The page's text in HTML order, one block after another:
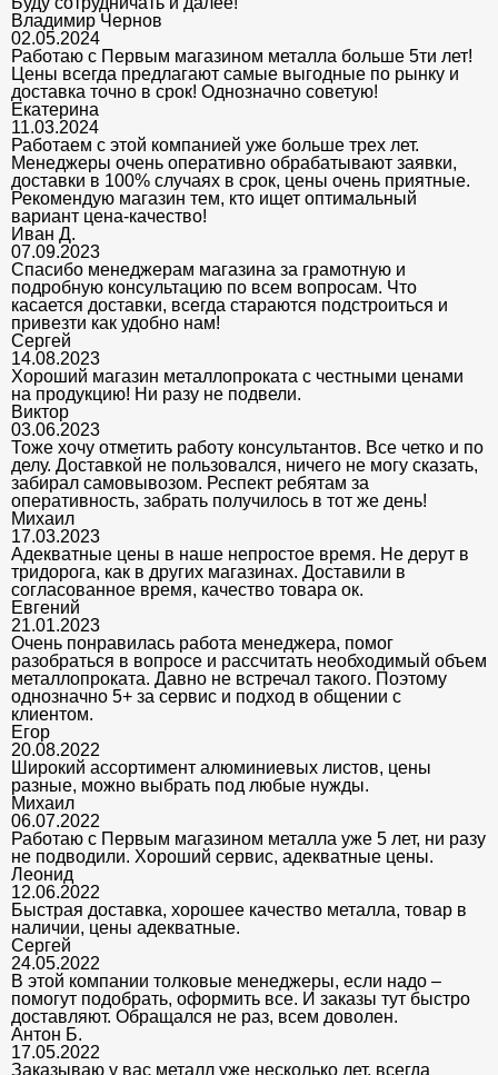
Владимир Чернов
02.05.2024
Работаю с Первым магазином металла больше 5ти лет!
Цены всегда предлагают самые выгодные по рынку и
доставка точно в срок! Однозначно советую!
Екатерина
11.03.2024
Работаем с этой компанией уже больше трех лет.
Менеджеры очень оперативно обрабатывают заявки,
доставки в 100% случаях в срок, цены очень приятные.
Рекомендую магазин тем, кто ищет оптимальный
вариант цена-качество!
Иван Д.
07.09.2023
Спасибо менеджерам магазина за грамотную и
подробную консультацию по всем вопросам. Что
касается доставки, всегда стараются подстроиться и
привезти как удобно нам!
Сергей
14.08.2023
Хороший магазин металлопроката с честными ценами
на продукцию! Ни разу не подвели.
Виктор
03.06.2023
Тоже хочу отметить работу консультантов. Все четко и по
делу. Доставкой не пользовался, ничего не могу сказать,
забирал самовывозом. Респект ребятам за
оперативность, забрать получилось в тот же день!
Михаил
17.03.2023
Адекватные цены в наше непростое время. Не дерут в
тридорога, как в других магазинах. Доставили в
согласованное время, качество товара ок.
Евгений
21.01.2023
Очень понравилась работа менеджера, помог
разобраться в вопросе и рассчитать необходимый объем
металлопроката. Давно не встречал такого. Поэтому
однозначно 5+ за сервис и подход в общении с
клиентом.
Егор
20.08.2022
Широкий ассортимент алюминиевых листов, цены
разные, можно выбрать под любые нужды.
Михаил
06.07.2022
Работаю с Первым магазином металла уже 5 лет, ни разу
не подводили. Хороший сервис, адекватные цены.
Леонид
12.06.2022
Быстрая доставка, хорошее качество металла, товар в
наличии, цены адекватные.
Сергей
24.05.2022
В этой компании толковые менеджеры, если надо –
помогут подобрать, оформить все. И заказы тут быстро
доставляют. Обращался не раз, всем доволен.
Антон Б.
17.05.2022
Заказываю у вас металл уже несколько лет, всегда